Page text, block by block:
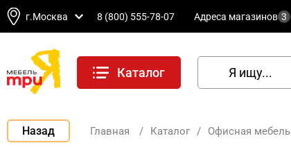
г.Москва 8 (800) 555-78-07 Адреса магазинов 3
Каталог
Назад Главная / Каталог / Офисная мебель